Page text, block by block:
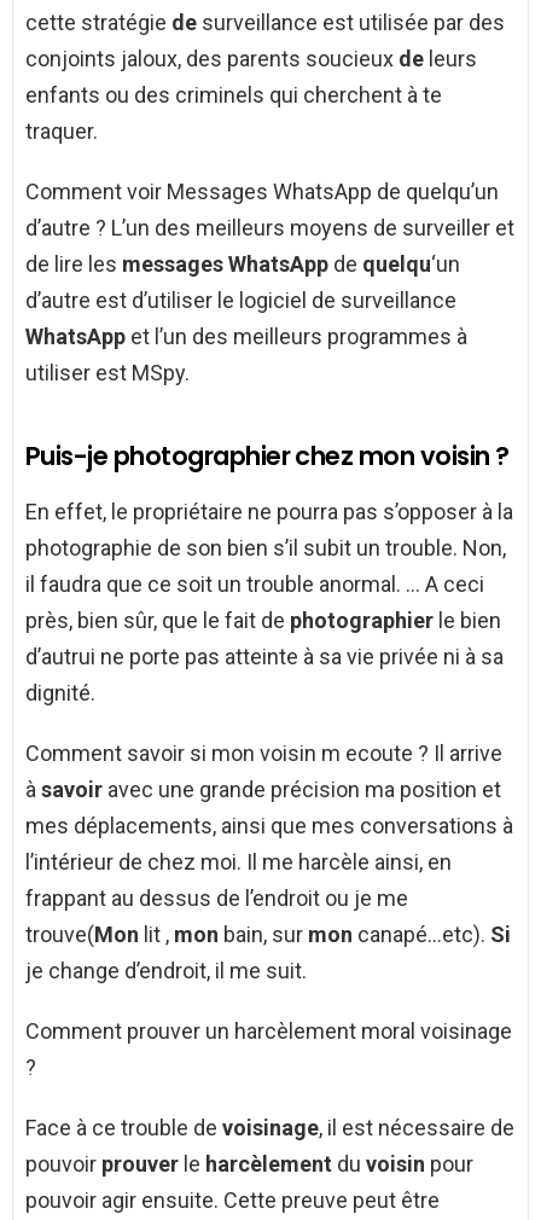
cette stratégie de surveillance est utilisée par des
conjoints jaloux, des parents soucieux de leurs
enfants ou des criminels qui cherchent à te
traquer.
Comment voir Messages WhatsApp de quelqu’un
d’autre ? L’un des meilleurs moyens de surveiller et
de lire les messages WhatsApp de quelqu‘un
d’autre est d’utiliser le logiciel de surveillance
WhatsApp et l’un des meilleurs programmes à
utiliser est MSpy.
Puis-je photographier chez mon voisin ?
En effet, le propriétaire ne pourra pas s’opposer à la
photographie de son bien s’il subit un trouble. Non,
il faudra que ce soit un trouble anormal. … A ceci
près, bien sûr, que le fait de photographier le bien
d’autrui ne porte pas atteinte à sa vie privée ni à sa
dignité.
Comment savoir si mon voisin m ecoute ? Il arrive
à savoir avec une grande précision ma position et
mes déplacements, ainsi que mes conversations à
l’intérieur de chez moi. Il me harcèle ainsi, en
frappant au dessus de l’endroit ou je me
trouve(Mon lit , mon bain, sur mon canapé…etc). Si
je change d’endroit, il me suit.
Comment prouver un harcèlement moral voisinage
?
Face à ce trouble de voisinage, il est nécessaire de
pouvoir prouver le harcèlement du voisin pour
pouvoir agir ensuite. Cette preuve peut être